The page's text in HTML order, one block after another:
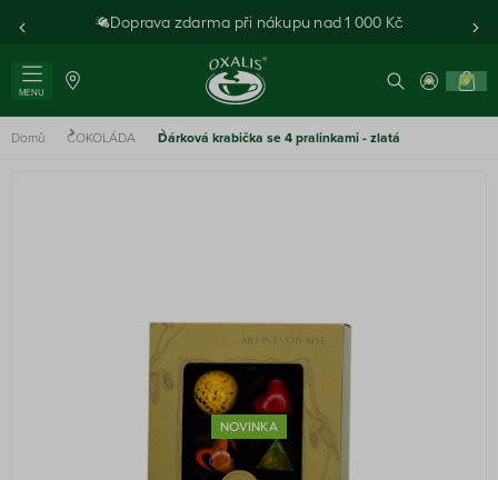
Doprava zdarma při nákupu nad 1 000 Kč
MENU
0
Domů ČOKOLÁDA Dárková krabička se 4 pralinkami - zlatá
NOVINKA